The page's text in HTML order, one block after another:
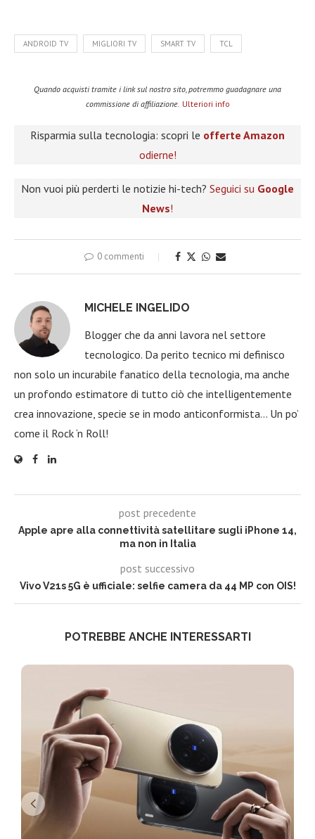
ANDROID TV MIGLIORI TV SMART TV TCL
Quando acquisti tramite i link sul nostro sito, potremmo guadagnare una
commissione di affiliazione. Ulteriori info
Risparmia sulla tecnologia: scopri le offerte Amazon
odierne!
Non vuoi più perderti le notizie hi-tech? Seguici su Google
News!
0 commenti
MICHELE INGELIDO
Blogger che da anni lavora nel settore
tecnologico. Da perito tecnico mi definisco
non solo un incurabile fanatico della tecnologia, ma anche
un profondo estimatore di tutto ciò che intelligentemente
crea innovazione, specie se in modo anticonformista… Un po’
come il Rock ‘n Roll!
post precedente
Apple apre alla connettività satellitare sugli iPhone 14,
ma non in Italia
post successivo
Vivo V21s 5G è ufficiale: selfie camera da 44 MP con OIS!
POTREBBE ANCHE INTERESSARTI